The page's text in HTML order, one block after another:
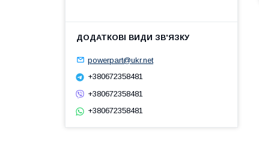
powerpart@ukr.net
+380672358481
+380672358481
+380672358481